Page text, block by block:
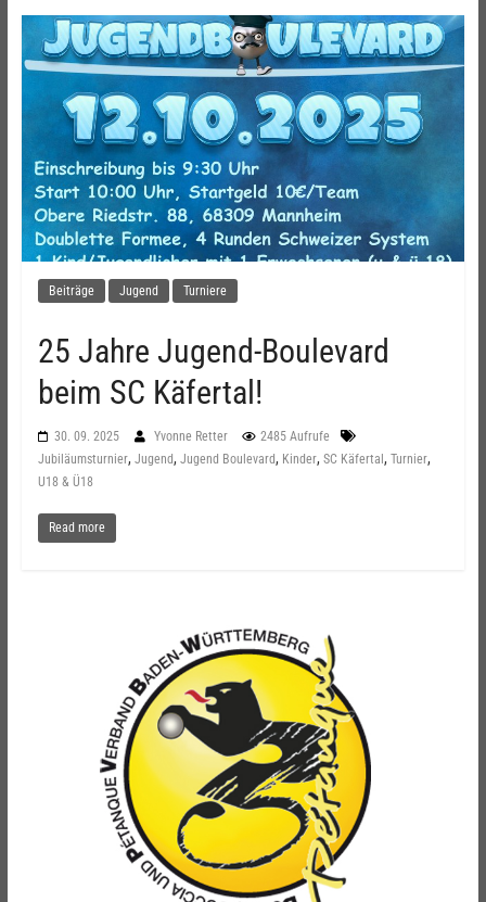
Beiträge Jugend Turniere
25 Jahre Jugend-Boulevard
beim SC Käfertal!
30. 09. 2025 Yvonne Retter
2485 Aufrufe
Jubiläumsturnier, Jugend, Jugend Boulevard, Kinder, SC Käfertal , Turnier,
U18 & Ü18
Read more